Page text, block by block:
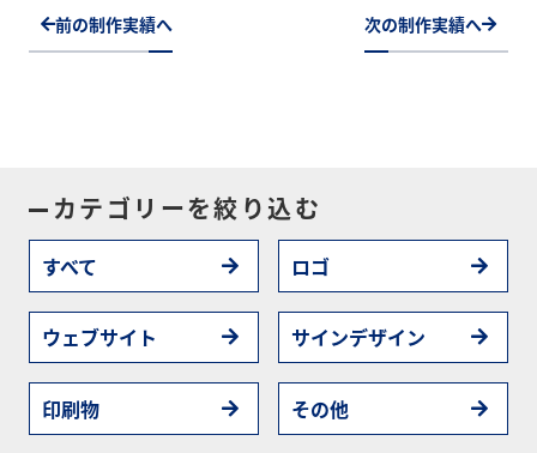
前の制作実績へ 次の制作実績へ
カテゴリーを絞り込む
すべて ロゴ
ウェブサイト サインデザイン
印刷物 その他